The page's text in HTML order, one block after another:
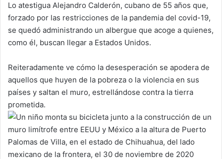
Lo atestigua Alejandro Calderón, cubano de 55 años que,
forzado por las restricciones de la pandemia del covid-19,
se quedó administrando un albergue que acoge a quienes,
como él, buscan llegar a Estados Unidos.
Reiteradamente ve cómo la desesperación se apodera de
aquellos que huyen de la pobreza o la violencia en sus
países y saltan el muro, estrellándose contra la tierra
prometida.